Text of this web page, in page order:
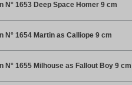
N° 1653 Deep Space Homer 9 cm
N° 1654 Martin as Calliope 9 cm
N° 1655 Milhouse as Fallout Boy 9 cm